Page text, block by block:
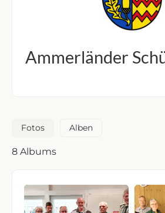
Ammerländer
Fotos Alben
8 Albums